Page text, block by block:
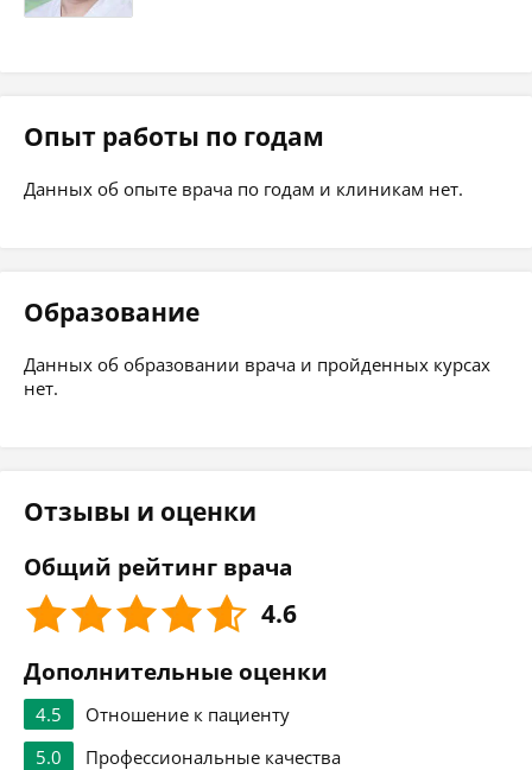
Опыт работы по годам
Данных об опыте врача по годам и клиникам нет.
Образование
Данных об образовании врача и пройденных курсах
нет.
Отзывы и оценки
Общий рейтинг врача
4.6
Дополнительные оценки
4.5
Отношение к пациенту
5.0
Профессиональные качества